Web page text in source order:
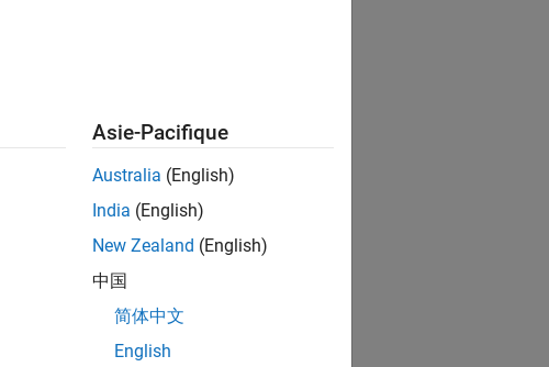
Asie-Pacifique
Australia (English)
India (English)
New Zealand (English)
中国
简体中文
English